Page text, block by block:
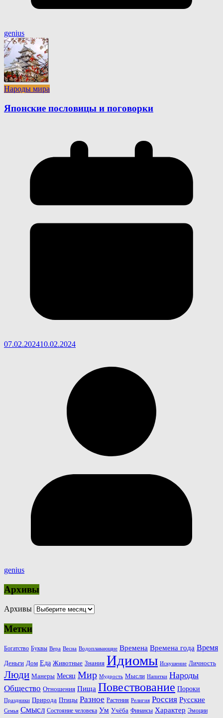
genius
Народы мира
Японские пословицы и поговорки
07.02.202410.02.2024
genius
Архивы
Архивы
Метки
Богатство Буквы Вера Весна Водоплавающие Времена Времена года Время
Деньги Дом Еда Животные Знания Идиомы Искушение Личность
Люди Манеры Месяц Мир Мудрость Мысли Напитки Народы
Общество Отношения Пища Повествование Пороки
Праздники Природа Птицы Разное Растения Религия Россия Русские
Семья Смысл Состояние человека Ум Учёба Финансы Характер Эмоции